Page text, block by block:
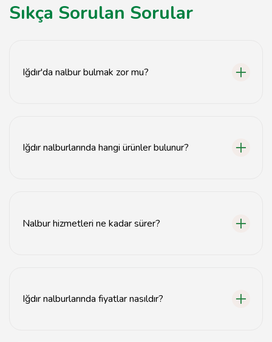
Sıkça Sorulan Sorular
Iğdır'da nalbur bulmak zor mu?
Iğdır nalburlarında hangi ürünler bulunur?
Nalbur hizmetleri ne kadar sürer?
Iğdır nalburlarında fiyatlar nasıldır?